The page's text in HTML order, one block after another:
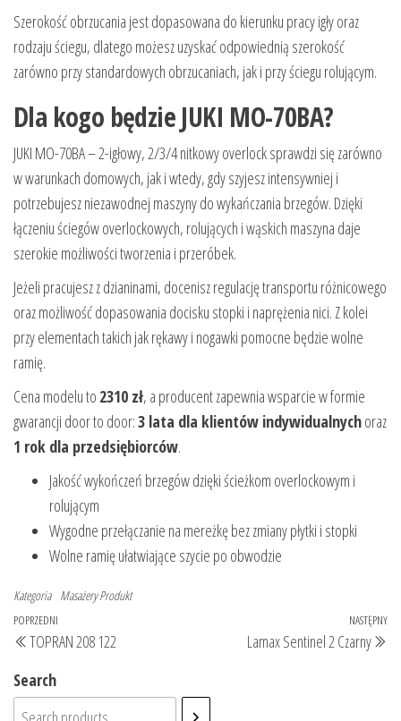
Szerokość obrzucania jest dopasowana do kierunku pracy igły oraz
rodzaju ściegu, dlatego możesz uzyskać odpowiednią szerokość
zarówno przy standardowych obrzucaniach, jak i przy ściegu rolującym.
Dla kogo będzie JUKI MO-70BA?
JUKI MO-70BA – 2-igłowy, 2/3/4 nitkowy overlock sprawdzi się zarówno
w warunkach domowych, jak i wtedy, gdy szyjesz intensywniej i
potrzebujesz niezawodnej maszyny do wykańczania brzegów. Dzięki
łączeniu ściegów overlockowych, rolujących i wąskich maszyna daje
szerokie możliwości tworzenia i przeróbek.
Jeżeli pracujesz z dzianinami, docenisz regulację transportu różnicowego
oraz możliwość dopasowania docisku stopki i naprężenia nici. Z kolei
przy elementach takich jak rękawy i nogawki pomocne będzie wolne
ramię.
Cena modelu to 2310 zł, a producent zapewnia wsparcie w formie
gwarancji door to door:3 lata dla klientów indywidualnychoraz
1 rok dla przedsiębiorców.
Jakość wykończeń brzegów dzięki ścieżkom overlockowym i
rolującym
Wygodne przełączanie na mereżkę bez zmiany płytki i stopki
Wolne ramię ułatwiające szycie po obwodzie
Kategoria Masażery Produkt
Nawigacja
wpisu
Poprzedni
wpis
POPRZEDNI
TOPRAN 208 122
NASTĘPNY
Lamax Sentinel 2 Czarny
Search